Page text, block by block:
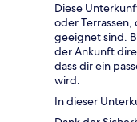
Diese
oder
geeignet sind.
der Ankunft
dass dir ein
wird.
In dieser